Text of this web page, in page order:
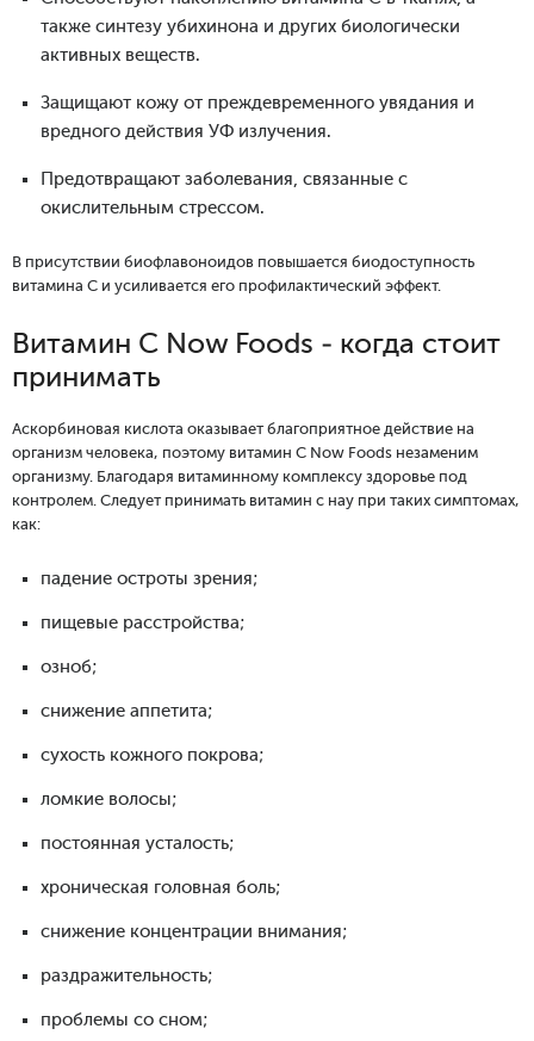
также синтезу убихинона и других биологически
активных веществ.
Защищают кожу от преждевременного увядания и
вредного действия УФ излучения.
Предотвращают заболевания, связанные с
окислительным стрессом.
В присутствии биофлавоноидов повышается биодоступность
витамина С и усиливается его профилактический эффект.
Витамин C Now Foods - когда стоит
принимать
Аскорбиновая кислота оказывает благоприятное действие на
организм человека, поэтому витамин C Now Foods незаменим
организму. Благодаря витаминному комплексу здоровье под
контролем. Следует принимать витамин с нау при таких симптомах,
как:
падение остроты зрения;
пищевые расстройства;
озноб;
снижение аппетита;
сухость кожного покрова;
ломкие волосы;
постоянная усталость;
хроническая головная боль;
снижение концентрации внимания;
раздражительность;
проблемы со сном;